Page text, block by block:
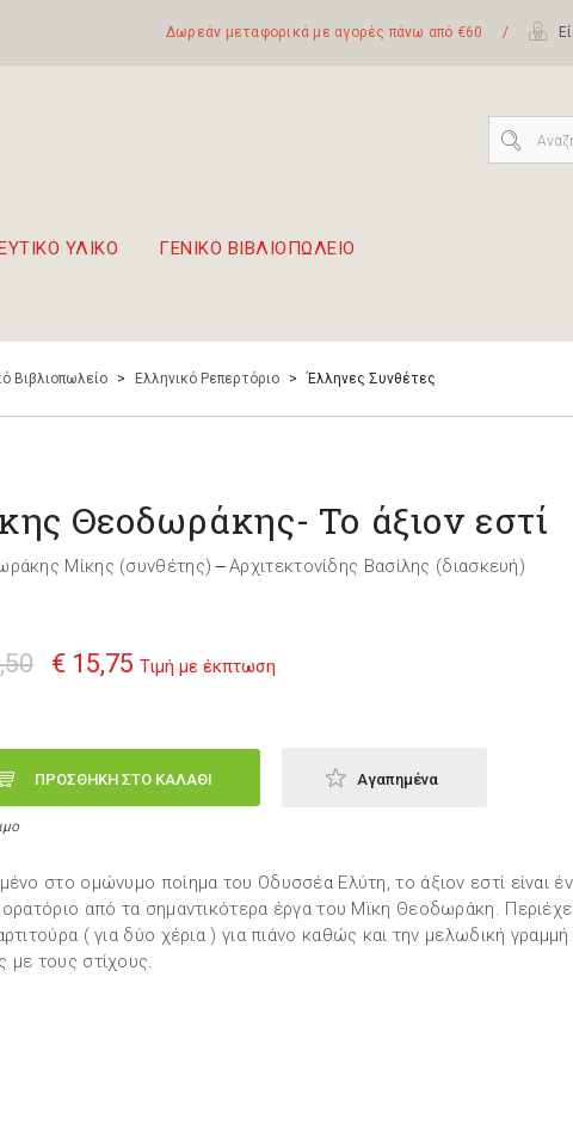
Δωρεάν μεταφορικά με αγορές πάνω από €60 /
ΥΛΙΚΟ ΓΕΝΙΚΟ ΒΙΒΛΙΟΠΩΛΕΙΟ
Βιβλιοπωλείο > Ελληνικό Ρεπερτόριο > Έλληνες Συνθέτες
Θεοδωράκης- Το άξιον εστί
Μίκης (συνθέτης) —Αρχιτεκτονίδης Βασίλης (διασκευή)
€ 15,75 Τιμή με έκπτωση
ΠΡΟΣΘΗΚΗ ΣΤΟ ΚΑΛΑΘΙ Αγαπημένα
στο ομώνυμο ποίημα του Οδυσσέα Ελύτη, το άξιον εστί είναι
ορατόριο από τα σημαντικότερα έργα του Μϊκη Θεοδωράκη.
( για δύο χέρια ) για πιάνο καθώς και την μελωδική γραμμή
με τους στίχους.